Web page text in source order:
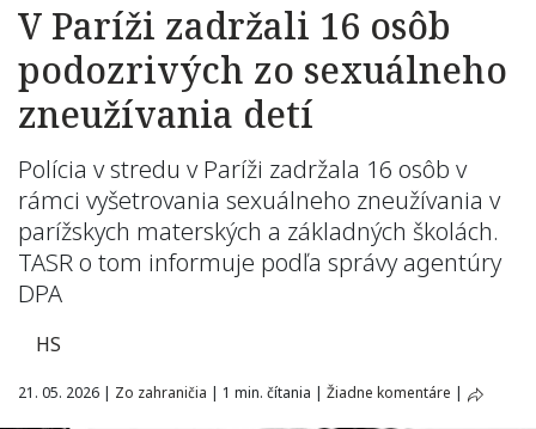
V Paríži zadržali 16 osôb
podozrivých zo sexuálneho
zneužívania detí
Polícia v stredu v Paríži zadržala 16 osôb v
rámci vyšetrovania sexuálneho zneužívania v
parížskych materských a základných školách.
TASR o tom informuje podľa správy agentúry
DPA
HS
21. 05. 2026 | Zo zahraničia | 1 min. čítania | Žiadne komentáre |